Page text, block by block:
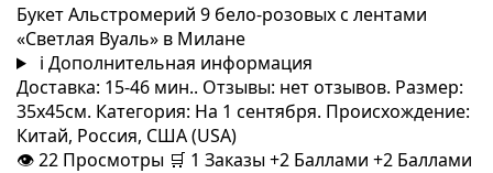
Букет Альстромерий 9 бело-розовых с лентами
«Светлая Вуаль» в Милане
i Дополнительная информация
Доставка: 15-46 мин.. Отзывы: нет отзывов. Размер:
35x45см. Категория: На 1 сентября. Происхождение:
Китай, Россия, США (USA)
👁22 Просмотры 🛒 1 Заказы+2 Баллами +2 Баллами